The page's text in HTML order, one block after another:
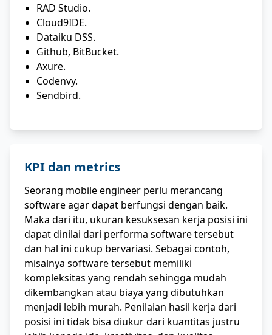
RAD Studio.
Cloud9IDE.
Dataiku DSS.
Github, BitBucket.
Axure.
Codenvy.
Sendbird.
KPI dan metrics
Seorang mobile engineer perlu merancang
software agar dapat berfungsi dengan baik.
Maka dari itu, ukuran kesuksesan kerja posisi ini
dapat dinilai dari performa software tersebut
dan hal ini cukup bervariasi. Sebagai contoh,
misalnya software tersebut memiliki
kompleksitas yang rendah sehingga mudah
dikembangkan atau biaya yang dibutuhkan
menjadi lebih murah. Penilaian hasil kerja dari
posisi ini tidak bisa diukur dari kuantitas justru